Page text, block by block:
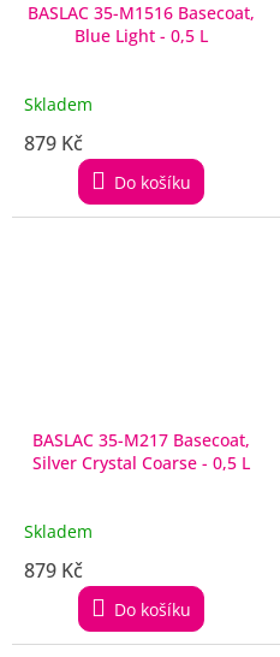
BASLAC 35-M1516 Basecoat,
Blue Light - 0,5 L
Skladem
879 Kč
Do košíku
BASLAC 35-M217 Basecoat,
Silver Crystal Coarse - 0,5 L
Skladem
879 Kč
Do košíku